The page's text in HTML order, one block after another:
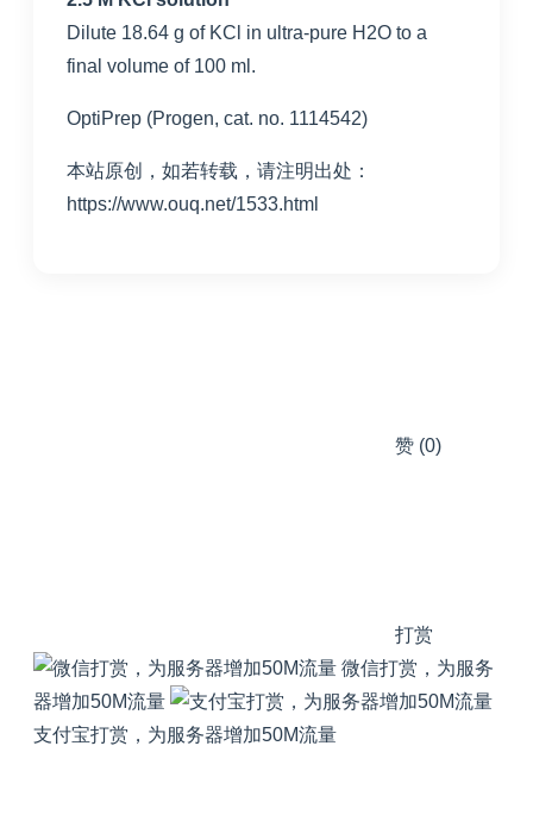
Dilute 18.64 g of KCl in ultra-pure H2O to a
final volume of 100 ml.
OptiPrep (Progen, cat. no. 1114542)
本站原创，如若转载，请注明出处：
https://www.ouq.net/1533.html
赞 (0)
打赏
微信打赏，为服务
器增加50M流量
支付宝打赏，为服务器增加50M流量